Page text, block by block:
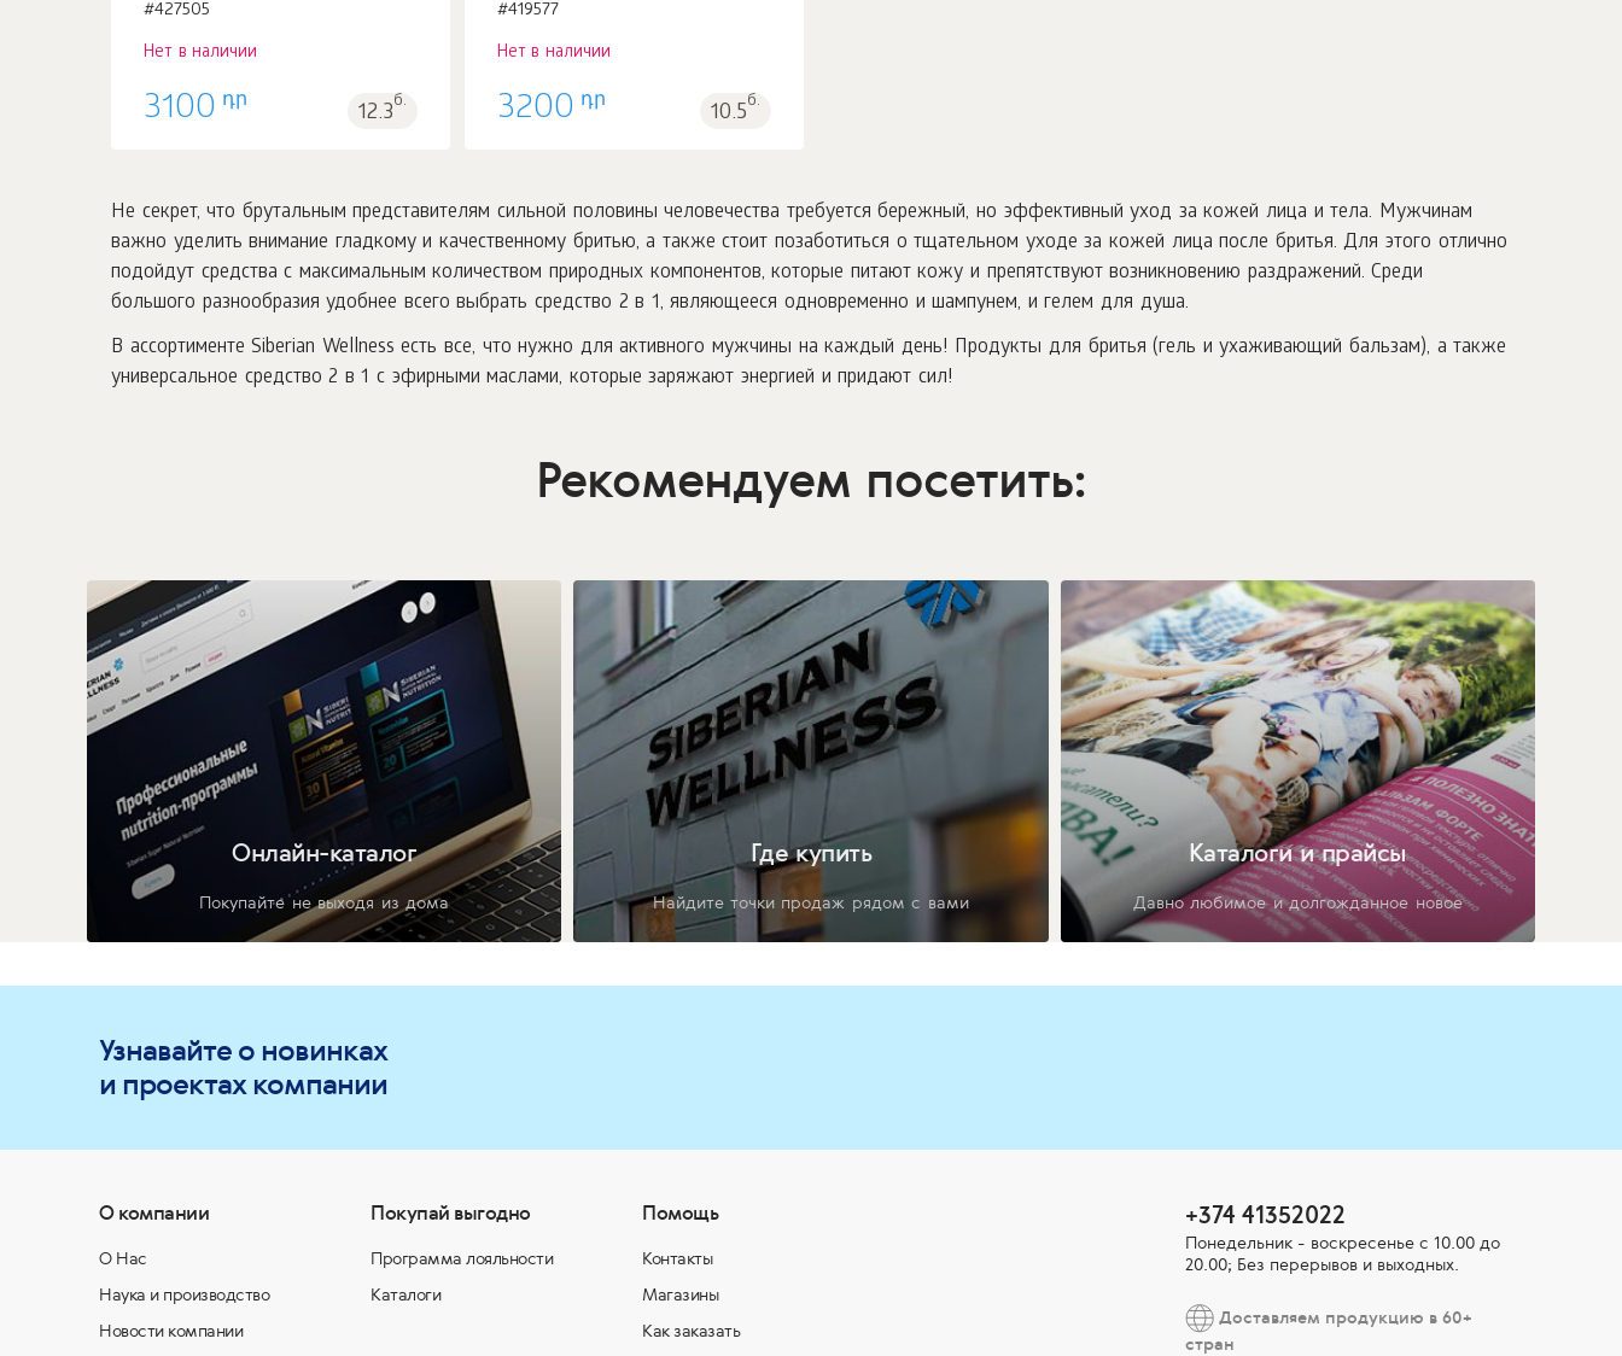
#427505
Нет в наличии
3100 դր 12.3б.
#419577
Нет в наличии
3200 դր 10.5б.
Не секрет, что брутальным представителям сильной половины человечества требуется бережный, но эффективный уход за кожей лица и тела. Мужчинам
важно уделить внимание гладкому и качественному бритью, а также стоит позаботиться о тщательном уходе за кожей лица после бритья. Для этого отлично
подойдут средства с максимальным количеством природных компонентов, которые питают кожу и препятствуют возникновению раздражений. Среди
большого разнообразия удобнее всего выбрать средство 2 в 1, являющееся одновременно и шампунем, и гелем для душа.
В ассортименте Siberian Wellness есть все, что нужно для активного мужчины на каждый день! Продукты для бритья (гель и ухаживающий бальзам), а также
универсальное средство 2 в 1 с эфирными маслами, которые заряжают энергией и придают сил!
Рекомендуем посетить:
Онлайн-каталог
Покупайте не выходя из дома
Где купить
Найдите точки продаж рядом с вами
Каталоги и прайсы
Давно любимое и долгожданное новое
Узнавайте о новинках
и проектах компании
О компании
О Нас
Наука и производство
Новости компании
Покупай выгодно
Программа лояльности
Каталоги
Помощь
Контакты
Магазины
Как заказать
+374 41352022
Понедельник - воскресенье с 10.00 до
20.00; Без перерывов и выходных.
Доставляем продукцию в 60+
стран